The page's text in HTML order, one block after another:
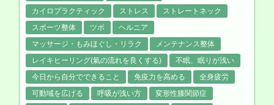
カイロプラクティック
ストレス
ストレートネック
スポーツ整体
ツボ
ヘルニア
マッサージ・もみほぐし・リラク
メンテナンス整体
レイキヒーリング(氣の流れを良くする)
不眠、眠りが浅い
今日から自分でできること
免疫力を高める
全身疲労
可動域を広げる
呼吸が浅い方
変形性膝関節症